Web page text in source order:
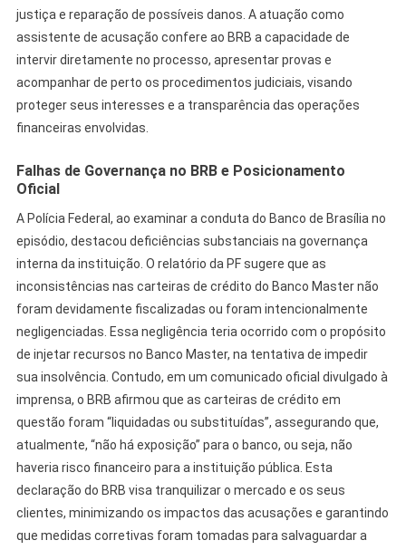
justiça e reparação de possíveis danos. A atuação como
assistente de acusação confere ao BRB a capacidade de
intervir diretamente no processo, apresentar provas e
acompanhar de perto os procedimentos judiciais, visando
proteger seus interesses e a transparência das operações
financeiras envolvidas.
Falhas de Governança no BRB e Posicionamento
Oficial
A Polícia Federal, ao examinar a conduta do Banco de Brasília no
episódio, destacou deficiências substanciais na governança
interna da instituição. O relatório da PF sugere que as
inconsistências nas carteiras de crédito do Banco Master não
foram devidamente fiscalizadas ou foram intencionalmente
negligenciadas. Essa negligência teria ocorrido com o propósito
de injetar recursos no Banco Master, na tentativa de impedir
sua insolvência. Contudo, em um comunicado oficial divulgado à
imprensa, o BRB afirmou que as carteiras de crédito em
questão foram “liquidadas ou substituídas”, assegurando que,
atualmente, “não há exposição” para o banco, ou seja, não
haveria risco financeiro para a instituição pública. Esta
declaração do BRB visa tranquilizar o mercado e os seus
clientes, minimizando os impactos das acusações e garantindo
que medidas corretivas foram tomadas para salvaguardar a